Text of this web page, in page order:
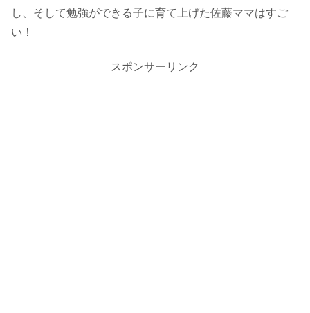
し、そして勉強ができる子に育て上げた佐藤ママはすご
い！
スポンサーリンク